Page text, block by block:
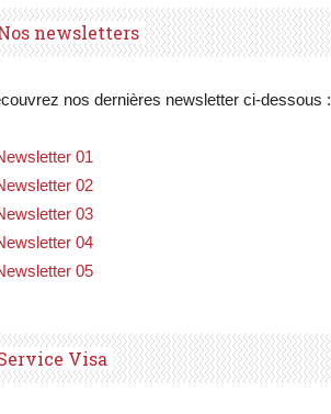
newsletters
nos dernières newsletter ci-dessous :
01
02
03
04
05
Visa